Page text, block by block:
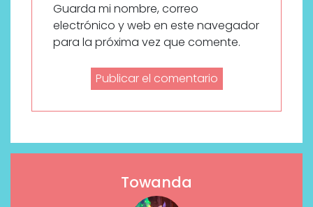
Guarda mi nombre, correo
electrónico y web en este navegador
para la próxima vez que comente.
Towanda